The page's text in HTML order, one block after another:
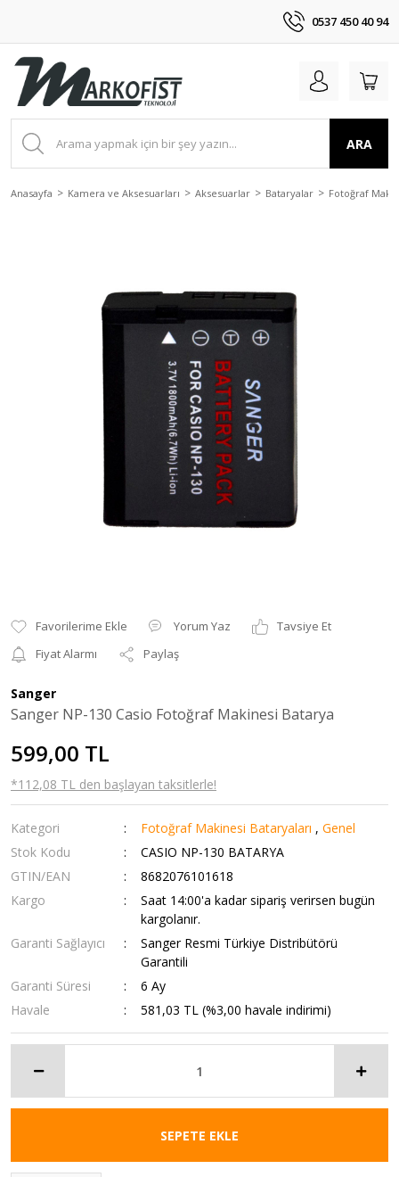
0537 450 40 94
ARA
Anasayfa Kamera ve Aksesuarları Aksesuarlar Bataryalar Fotoğraf
Yorum Yaz
Tavsiye Et
Fiyat Alarmı
Paylaş
Sanger
Sanger NP-130 Casio Fotoğraf Makinesi Batarya
599,00 TL
*112,08 TL den başlayan taksitlerle!
Kategori Fotoğraf Makinesi Bataryaları ,Genel
Stok Kodu
CASIO NP-130 BATARYA
GTIN/EAN
8682076101618
Kargo
Saat 14:00'a kadar sipariş verirsen bugün
kargolanır.
Garanti Sağlayıcı
Sanger Resmi Türkiye Distribütörü
Garantili
Garanti Süresi
6 Ay
Havale
581,03 TL (%3,00 havale indirimi)
SEPETE EKLE